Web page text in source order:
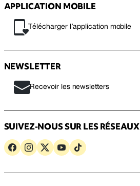
APPLICATION MOBILE
Télécharger l’application mobile
NEWSLETTER
Recevoir les newsletters
SUIVEZ-NOUS SUR LES RÉSEAUX